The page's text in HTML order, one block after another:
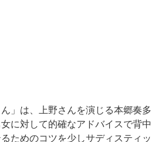
」は、上野さんを演じる本郷奏多
に対して的確なアドバイスで背中
ためのコツを少しサディスティッ